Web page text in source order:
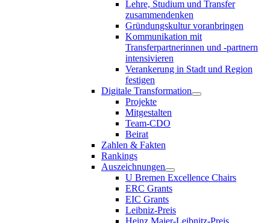
Lehre, Studium und Transfer
zusammendenken
Gründungskultur voranbringen
Kommunikation mit
Transferpartnerinnen und -partnern
intensivieren
Verankerung in Stadt und Region
festigen
Digitale Transformation
Projekte
Mitgestalten
Team-CDO
Beirat
Zahlen & Fakten
Rankings
Auszeichnungen
U Bremen Excellence Chairs
ERC Grants
EIC Grants
Leibniz-Preis
Heinz Maier-Leibnitz-Preis